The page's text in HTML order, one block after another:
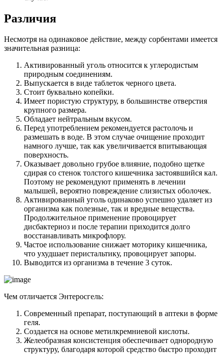
Различия
Несмотря на одинаковое действие, между сорбентами имеется
значительная разница:
Активированный уголь относится к углеродистым
природным соединениям.
Выпускается в виде таблеток черного цвета.
Стоит буквально копейки.
Имеет пористую структуру, в большинстве отверстия
крупного размера.
Обладает нейтральным вкусом.
Перед употреблением рекомендуется растолочь и
размешать в воде. В этом случае очищение проходит
намного лучше, так как увеличивается впитывающая
поверхность.
Оказывает довольно грубое влияние, подобно щетке
сдирая со стенок толстого кишечника застоявшийся кал.
Поэтому не рекомендуют применять в лечении
малышей, вероятно повреждение слизистых оболочек.
Активированный уголь одинаково успешно удаляет из
организма как полезные, так и вредные вещества.
Продолжительное применение провоцирует
дисбактериоз и после терапии приходится долго
восстанавливать микрофлору.
Частое использование снижает моторику кишечника,
что ухудшает перистальтику, провоцирует запоры.
Выводится из организма в течение 3 суток.
Чем отличается Энтеросгель:
Современный препарат, поступающий в аптеки в форме
геля.
Создается на основе метилкремниевой кислоты.
Желеобразная консистенция обеспечивает однородную
структуру, благодаря которой средство быстро проходит